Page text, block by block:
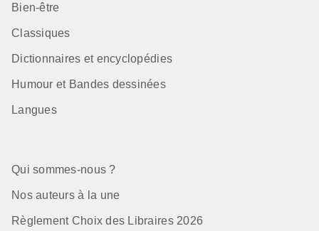
Bien-être
Classiques
Dictionnaires et encyclopédies
Humour et Bandes dessinées
Langues
Qui sommes-nous ?
Nos auteurs à la une
Règlement Choix des Libraires 2026